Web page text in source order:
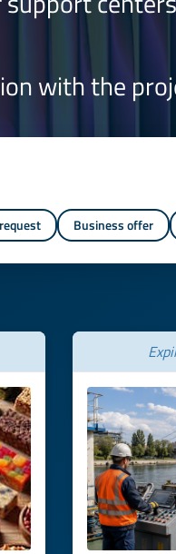
with the
Business offer